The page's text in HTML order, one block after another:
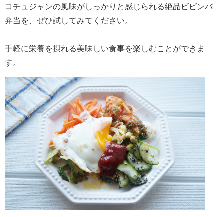
コチュジャンの風味がしっかりと感じられる絶品ビビンバ
弁当を、ぜひ試してみてください。
手軽に栄養を摂れる美味しい食事を楽しむことができま
す。